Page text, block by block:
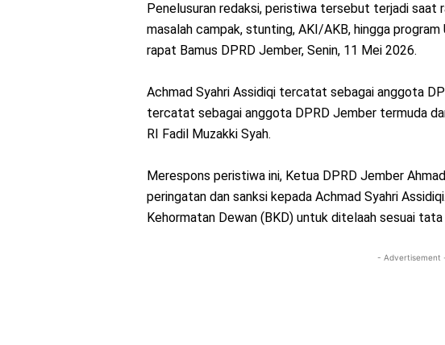
Penelusuran redaksi, peristiwa tersebut terjadi saat
masalah campak, stunting, AKI/AKB, hingga
rapat Bamus DPRD Jember, Senin, 11 Mei 2026.
Achmad Syahri Assidiqi tercatat sebagai anggota
tercatat sebagai anggota DPRD Jember termuda
RI Fadil Muzakki Syah.
Merespons peristiwa ini, Ketua DPRD Jember
peringatan dan sanksi kepada Achmad Syahri
Kehormatan Dewan (BKD) untuk ditelaah sesuai
- Advertisement